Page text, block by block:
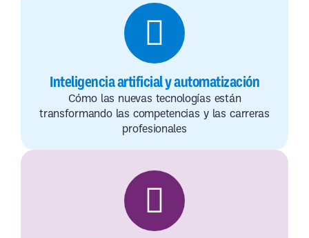
Inteligencia artificial y automatización
Cómo las nuevas tecnologías están
transformando las competencias y las carreras
profesionales